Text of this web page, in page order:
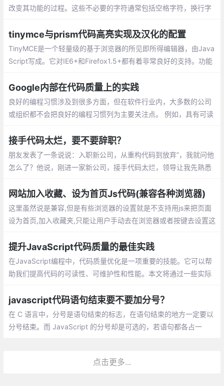
改变其功能的过程。这些不必要的字符通常包括空格字符，换行字
执行。
tinymce与prism代码高亮实现及汉化的配置
TinyMCE是一个轻量级的基于浏览器的所见即所得编辑器，由Java
Script写成。它对IE6+和Firefox1.5+都有着非常良好的支持。功能
Google内部在代码质量上的实践
良好的编程习惯涉及到很多方面，但在软件行业内，大多数的公司
或组织都不会把良好的编程习惯列为主要关注点。 例如，具有可读
义，前者的意义在于可以让代码更易于理解和修改。
接手代码太烂，要不要辞职？
朋友发表了一条说说：入职新公司，从重构代码到放弃”，我就问他
怎么了？他说，刚进一家新公司，接手代码太烂，领导让我先熟悉
网站加入收藏、设为首页Js代码(兼容各种浏览器)
这里虽然说是兼容,但是有些浏览器的设置就是不支持用js来把页面
设为首页,加入收藏夹,只能让用户手动去在浏览器或者按键去设置这
提升JavaScript代码质量的最佳实践
在JavaScript编程中，代码质量优化是一项重要的技能。它可以帮
助我们提高代码的可读性、可维护性和性能。本文将通过一些实际
代码更加优雅。
javascript代码语句结束要不要加分号？
在 C 语言中，分号是语句结束的标志，在语句结束的地方一定要以
分号结束。而 JavaScript 的分号却是可选的，若语句都各占一
点击更多...